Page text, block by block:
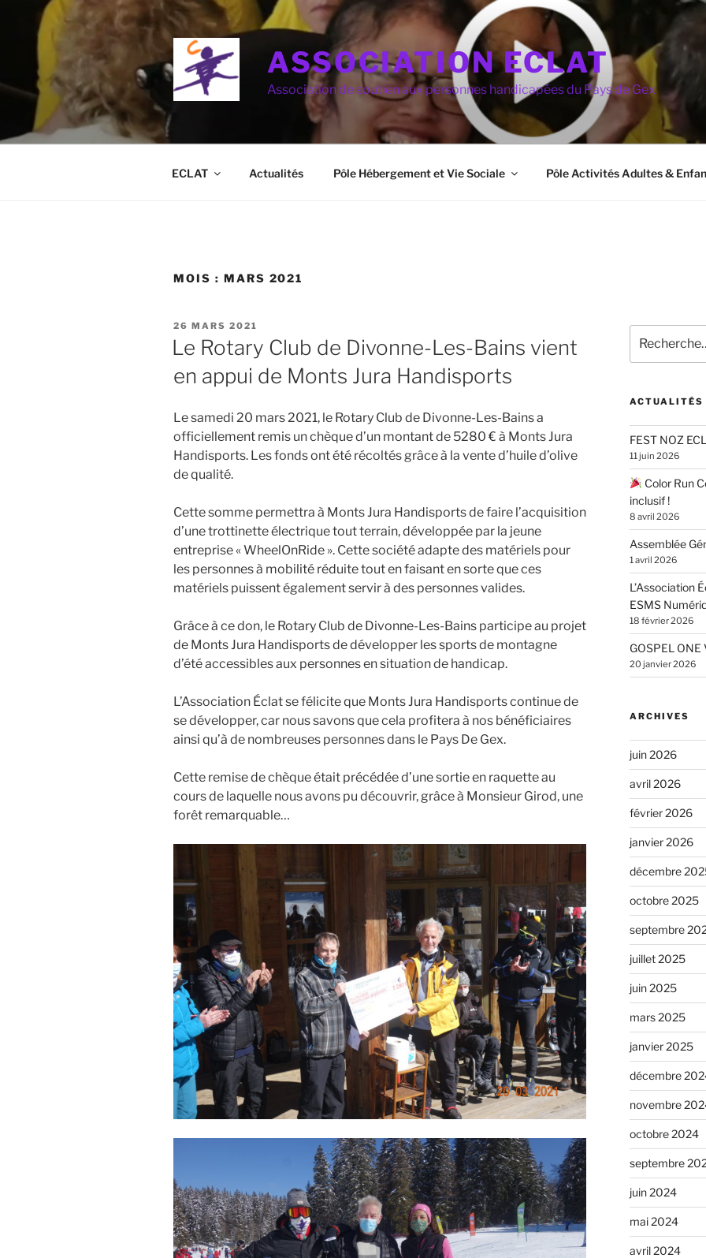
principal
ASSOCIATION ECLAT
Association de soutien aux personnes handicapées du Pays de Gex
ECLAT Actualités Pôle Hébergement et Vie Sociale Pôle Activités Adultes &
MOIS : MARS 2021
PUBLIÉ
LE
26 MARS 2021
Le Rotary Club de Divonne-Les-Bains vient
en appui de Monts Jura Handisports
Le samedi 20 mars 2021, le Rotary Club de Divonne-Les-Bains a
officiellement remis un chèque d’un montant de 5280 € à Monts Jura
Handisports. Les fonds ont été récoltés grâce à la vente d’huile d’olive
de qualité.
Cette somme permettra à Monts Jura Handisports de faire l’acquisition
d’une trottinette électrique tout terrain, développée par la jeune
entreprise « WheelOnRide ». Cette société adapte des matériels pour
les personnes à mobilité réduite tout en faisant en sorte que ces
matériels puissent également servir à des personnes valides.
Grâce à ce don, le Rotary Club de Divonne-Les-Bains participe au projet
de Monts Jura Handisports de développer les sports de montagne
d’été accessibles aux personnes en situation de handicap.
L’Association Éclat se félicite que Monts Jura Handisports continue de
se développer, car nous savons que cela profitera à nos bénéficiaires
ainsi qu’à de nombreuses personnes dans le Pays De Gex.
Cette remise de chèque était précédée d’une sortie en raquette au
cours de laquelle nous avons pu découvrir, grâce à Monsieur Girod, une
forêt remarquable…
pour
:
ACTUALITÉS
FEST NOZ
11 juin 2026
Color Run
inclusif !
8 avril 2026
Assemblée
1 avril 2026
L’Association
ESMS
18 février 2026
GOSPEL ONE
20 janvier 2026
ARCHIVES
juin 2026
avril 2026
février 2026
janvier 2026
décembre
octobre 2025
septembre
juillet 2025
juin 2025
mars 2025
janvier 2025
décembre
novembre
octobre 2024
septembre
juin 2024
mai 2024
avril 2024